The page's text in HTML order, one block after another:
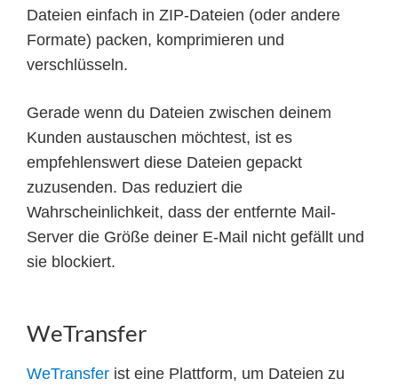
Dateien einfach in ZIP-Dateien (oder andere
Formate) packen, komprimieren und
verschlüsseln.
Gerade wenn du Dateien zwischen deinem
Kunden austauschen möchtest, ist es
empfehlenswert diese Dateien gepackt
zuzusenden. Das reduziert die
Wahrscheinlichkeit, dass der entfernte Mail-
Server die Größe deiner E-Mail nicht gefällt und
sie blockiert.
WeTransfer
WeTransfer ist eine Plattform, um Dateien zu